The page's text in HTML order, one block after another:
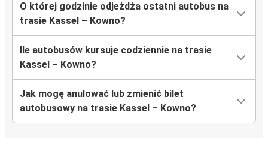
O której godzinie odjeżdża ostatni autobus na
trasie Kassel – Kowno?
Ile autobusów kursuje codziennie na trasie
Kassel – Kowno?
Jak mogę anulować lub zmienić bilet
autobusowy na trasie Kassel – Kowno?